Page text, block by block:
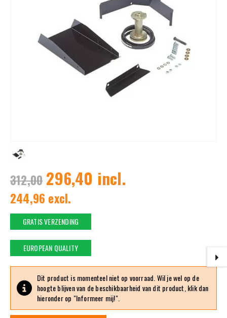
312,00 296,40 incl.
244,96 excl.
GRATIS VERZENDING
EUROPEAN QUALITY
Dit product is momenteel niet op voorraad. Wil je wel op de
hoogte blijven van de beschikbaarheid van dit product, klik dan
hieronder op "Informeer mij!".